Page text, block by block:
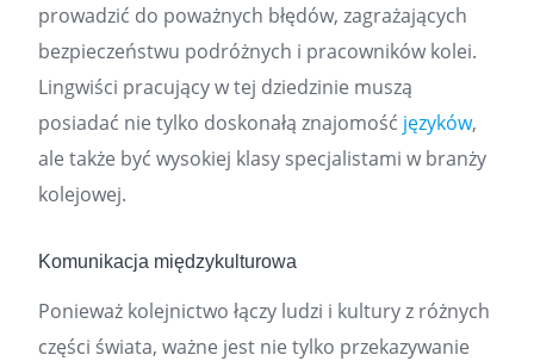
prowadzić do poważnych błędów, zagrażających
bezpieczeństwu podróżnych i pracowników kolei.
Lingwiści pracujący w tej dziedzinie muszą
posiadać nie tylko doskonałą znajomość języków,
ale także być wysokiej klasy specjalistami w branży
kolejowej.
Komunikacja międzykulturowa
Ponieważ kolejnictwo łączy ludzi i kultury z różnych
części świata, ważne jest nie tylko przekazywanie